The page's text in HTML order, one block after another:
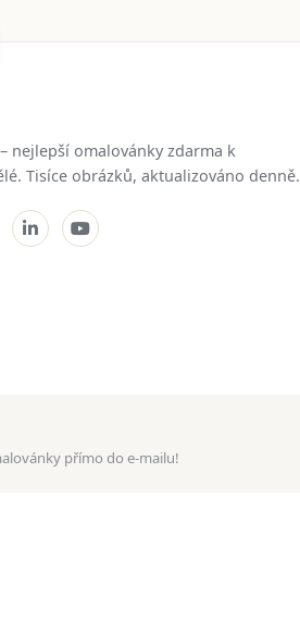
nejlepší omalovánky zdarma k
Tisíce obrázků, aktualizováno denně.
přímo do e-mailu!